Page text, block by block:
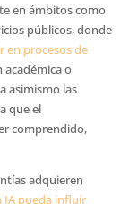
en ámbitos como
públicos, donde
en procesos de
académica o
asimismo las
que el
comprendido,
adquieren
IA pueda influir